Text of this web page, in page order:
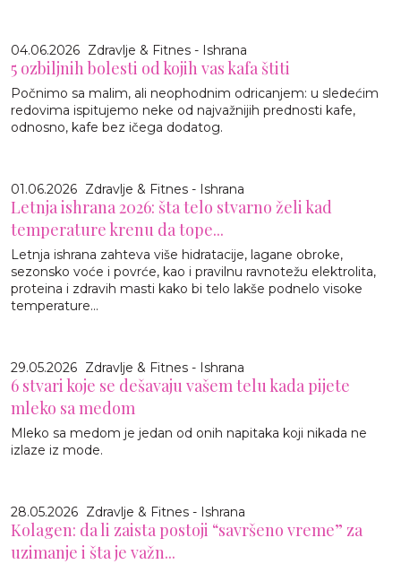
04.06.2026 Zdravlje & Fitnes - Ishrana
5 ozbiljnih bolesti od kojih vas kafa štiti
Počnimo sa malim, ali neophodnim odricanjem: u sledećim
redovima ispitujemo neke od najvažnijih prednosti kafe,
odnosno, kafe bez ičega dodatog.
01.06.2026 Zdravlje & Fitnes - Ishrana
Letnja ishrana 2026: šta telo stvarno želi kad
temperature krenu da tope...
Letnja ishrana zahteva više hidratacije, lagane obroke,
sezonsko voće i povrće, kao i pravilnu ravnotežu elektrolita,
proteina i zdravih masti kako bi telo lakše podnelo visoke
temperature...
29.05.2026 Zdravlje & Fitnes - Ishrana
6 stvari koje se dešavaju vašem telu kada pijete
mleko sa medom
Mleko sa medom je jedan od onih napitaka koji nikada ne
izlaze iz mode.
28.05.2026 Zdravlje & Fitnes - Ishrana
Kolagen: da li zaista postoji “savršeno vreme” za
uzimanje i šta je važn...